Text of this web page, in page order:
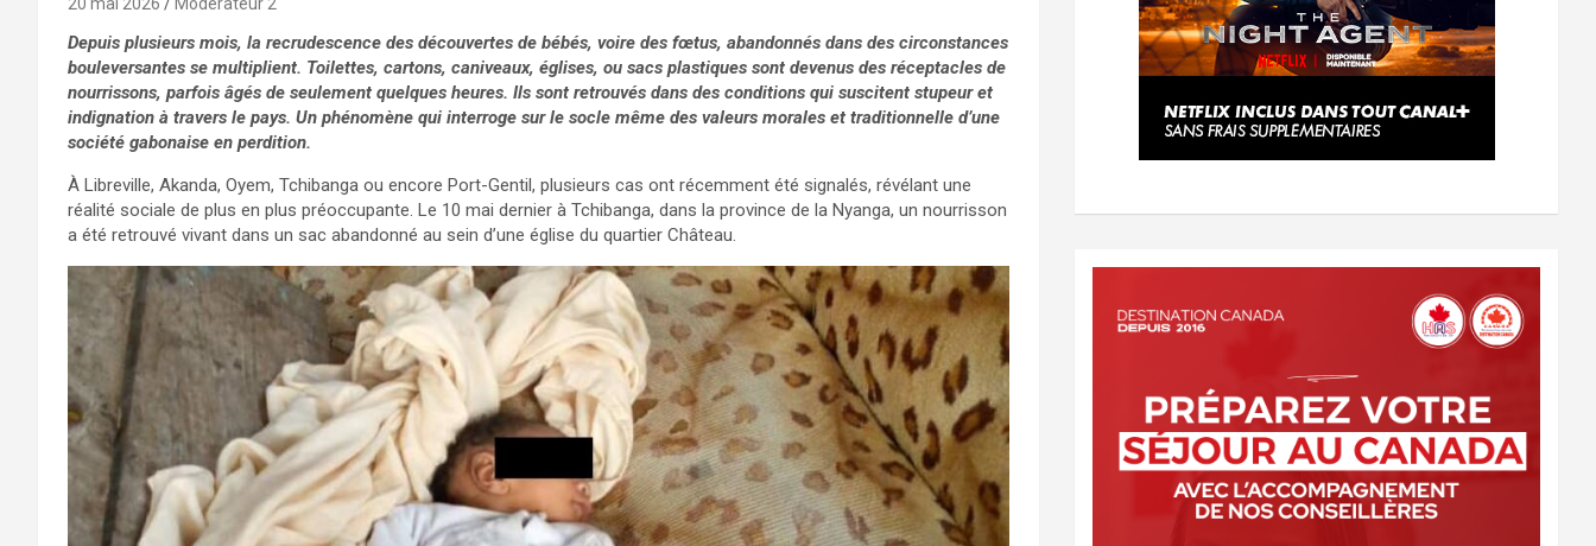
Depuis plusieurs mois, la recrudescence des découvertes de bébés, voire des fœtus, abandonnés dans des circonstances
bouleversantes se multiplient. Toilettes, cartons, caniveaux, églises, ou sacs plastiques sont devenus des réceptacles de
nourrissons, parfois âgés de seulement quelques heures. Ils sont retrouvés dans des conditions qui suscitent stupeur et
indignation à travers le pays. Un phénomène qui interroge sur le socle même des valeurs morales et traditionnelle d’une
société gabonaise en perdition.
À Libreville, Akanda, Oyem, Tchibanga ou encore Port-Gentil, plusieurs cas ont récemment été signalés, révélant une
réalité sociale de plus en plus préoccupante. Le 10 mai dernier à Tchibanga, dans la province de la Nyanga, un nourrisson
a été retrouvé vivant dans un sac abandonné au sein d’une église du quartier Château.